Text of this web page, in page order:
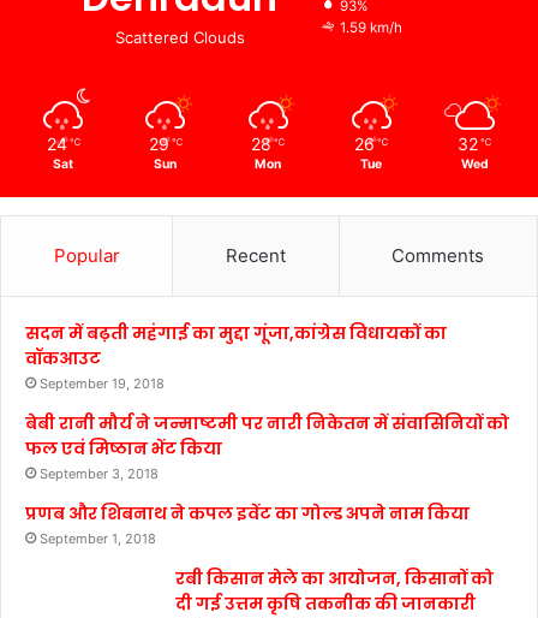
Scattered Clouds
93%
1.59 km/h
24 ℃
Sat
29 ℃
Sun
28 ℃
Mon
26 ℃
Tue
32 ℃
Wed
Popular Recent Comments
सदन में बढ़ती महंगाई का मुद्दा गूंजा,कांग्रेस विधायकों का
वॉकआउट
September 19, 2018
बेबी रानी मौर्य ने जन्माष्टमी पर नारी निकेतन में संवासिनियों को
फल एवं मिष्ठान भेंट किया
September 3, 2018
प्रणब और शिबनाथ ने कपल इवेंट का गोल्ड अपने नाम किया
September 1, 2018
रबी किसान मेले का आयोजन, किसानों को
दी गई उत्तम कृषि तकनीक की जानकारी